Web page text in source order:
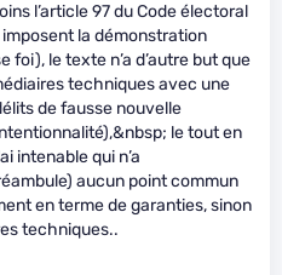
l’article 97 du Code électoral
imposent la démonstration
foi), le texte n’a d’autre but que
techniques avec une
de fausse nouvelle
le tout en
intenable qui n’a
aucun point commun
en terme de garanties, sinon
techniques..